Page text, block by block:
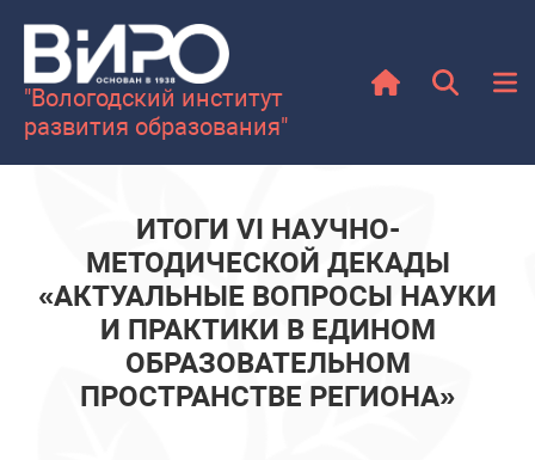
"Вологодский институт
развития образования"
ИТОГИ VI НАУЧНО-
МЕТОДИЧЕСКОЙ ДЕКАДЫ
«АКТУАЛЬНЫЕ ВОПРОСЫ НАУКИ
И ПРАКТИКИ В ЕДИНОМ
ОБРАЗОВАТЕЛЬНОМ
ПРОСТРАНСТВЕ РЕГИОНА»